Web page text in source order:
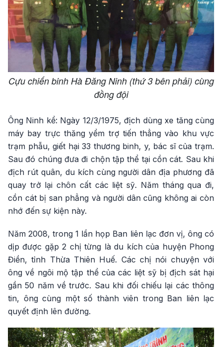
Cựu chiến binh Hà Đăng Ninh (thứ 3 bên phải) cùng
đồng đội
Ông Ninh kể: Ngày 12/3/1975, địch dùng xe tăng cùng
máy bay trực thăng yểm trợ tiến thẳng vào khu vực
trạm phẫu, giết hại 33 thương binh, y, bác sĩ của trạm.
Sau đó chúng đưa đi chộn tập thể tại cồn cát. Sau khi
địch rút quân, du kích cùng người dân địa phương đã
quay trở lại chôn cất các liệt sỹ. Năm tháng qua đi,
cồn cát bị san phẳng và người dân cũng không ai còn
nhớ đến sự kiện này.
Năm 2008, trong 1 lần họp Ban liên lạc đơn vị, ông có
dịp được gặp 2 chị từng là du kích của huyện Phong
Điền, tỉnh Thừa Thiên Huế. Các chị nói chuyện với
ông về ngôi mộ tập thể của các liệt sỹ bị địch sát hại
gần 50 năm về trước. Sau khi đối chiếu lại các thông
tin, ông cùng một số thành viên trong Ban liên lạc
quyết định lên đường.